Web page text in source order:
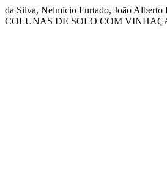
da Silva, Nelmicio Furtado, João
COLUNAS DE SOLO COM